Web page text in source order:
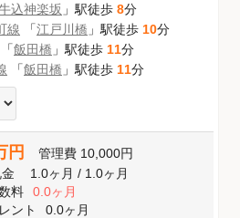
込神楽坂 」駅徒歩 8分
線 「江戸川橋 」駅徒歩 10分
「飯田橋 」駅徒歩 11分
「飯田橋 」駅徒歩 11分
円 管理費 10,000円
1.0ヶ月/ 1.0ヶ月
料
0.0ヶ月
ント
0.0ヶ月